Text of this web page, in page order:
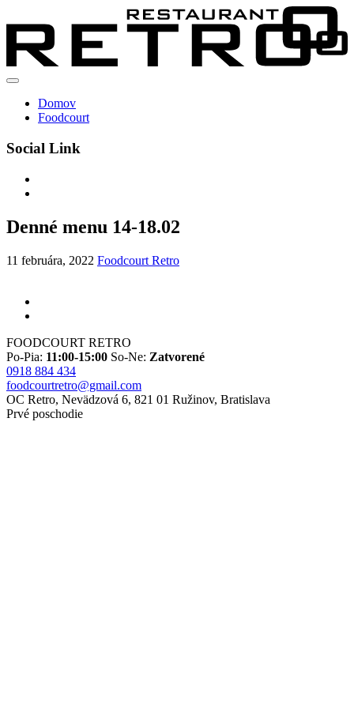
Domov
Foodcourt
Social Link
Denné menu 14-18.02
11 februára, 2022 Foodcourt Retro
FOODCOURT RETRO
Po-Pia: 11:00-15:00 So-Ne: Zatvorené
0918 884 434
foodcourtretro@gmail.com
OC Retro, Nevädzová 6, 821 01 Ružinov, Bratislava
Prvé poschodie